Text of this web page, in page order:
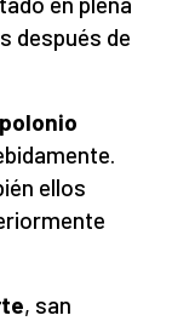
después de
ellos
, san